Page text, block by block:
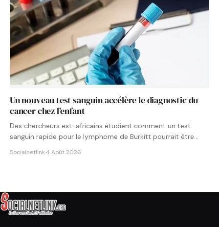
Un nouveau test sanguin accélère le diagnostic du
cancer chez l’enfant
Des chercheurs est-africains étudient comment un test
sanguin rapide pour le lymphome de Burkitt pourrait être
Socialnetlink·4 Août 2026